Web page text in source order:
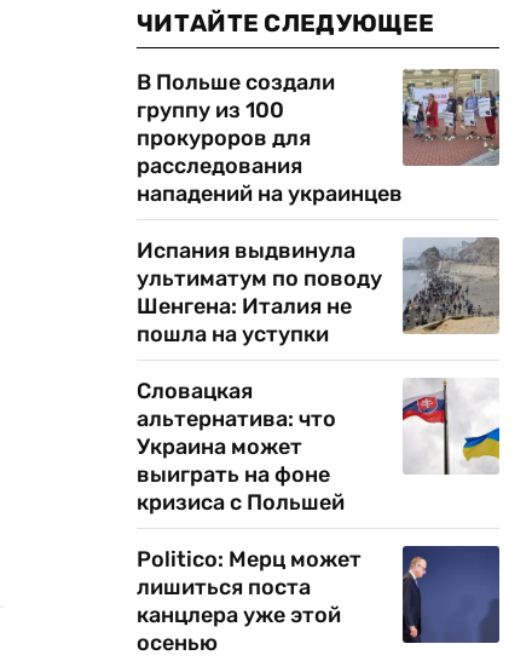
ЧИТАЙТЕ СЛЕДУЮЩЕЕ
В Польше создали
группу из 100
прокуроров для
расследования
нападений на украинцев
Испания выдвинула
ультиматум по поводу
Шенгена: Италия не
пошла на уступки
Словацкая
альтернатива: что
Украина может
выиграть на фоне
кризиса с Польшей
Politico: Мерц может
лишиться поста
канцлера уже этой
осенью